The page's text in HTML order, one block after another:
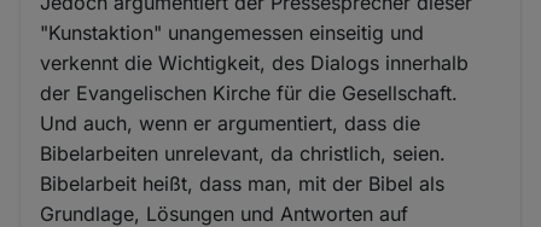
"Kunstaktion" unangemessen einseitig und
verkennt die Wichtigkeit, des Dialogs innerhalb
der Evangelischen Kirche für die Gesellschaft.
Und auch, wenn er argumentiert, dass die
Bibelarbeiten unrelevant, da christlich, seien.
Bibelarbeit heißt, dass man, mit der Bibel als
Grundlage, Lösungen und Antworten auf